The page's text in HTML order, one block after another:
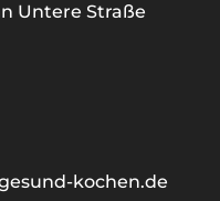
Untere Straße
kochen.de